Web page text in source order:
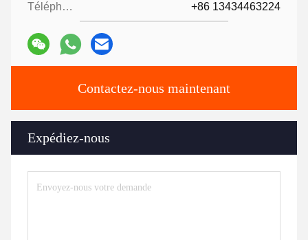
Téléphone: +86 13434463224
Contactez-nous maintenant
Expédiez-nous